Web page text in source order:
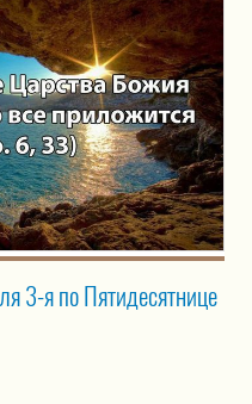
3-я по Пятидесятнице